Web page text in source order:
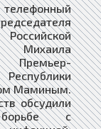
Премьер-
Маминым.
обсудили
с